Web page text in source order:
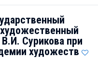
Сурикова при
художеств